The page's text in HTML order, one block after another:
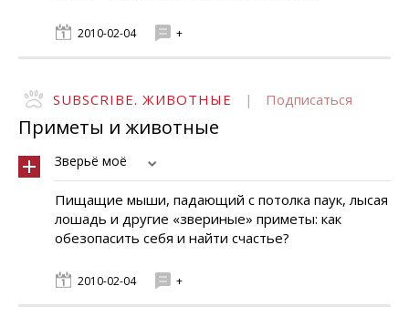
2010-02-04 +
SUBSCRIBE. ЖИВОТНЫЕ | Подписаться
Приметы и животные
Зверьё моё
Пищащие мыши, падающий с потолка паук, лысая
лошадь и другие «звериные» приметы: как
обезопасить себя и найти счастье?
2010-02-04 +